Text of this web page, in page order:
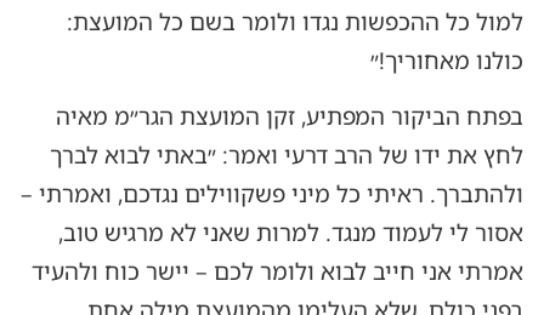
למול כל ההכפשות נגדו ולומר בשם כל המועצת:
כולנו מאחוריך!״
בפתח הביקור המפתיע, זקן המועצת הגר״מ מאיה
לחץ את ידו של הרב דרעי ואמר: ״באתי לבוא לברך
ולהתברך. ראיתי כל מיני פשקווילים נגדכם, ואמרתי –
אסור לי לעמוד מנגד. למרות שאני לא מרגיש טוב,
אמרתי אני חייב לבוא ולומר לכם – יישר כוח ולהעיד